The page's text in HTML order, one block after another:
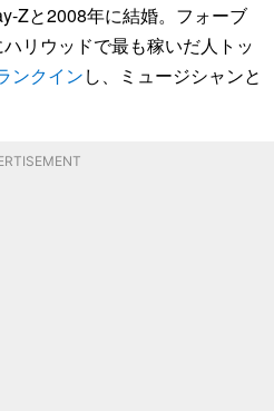
Zと2008年に結婚。フォーブ
リウッドで最も稼いだ人トッ
ンクインし、ミュージシャンと